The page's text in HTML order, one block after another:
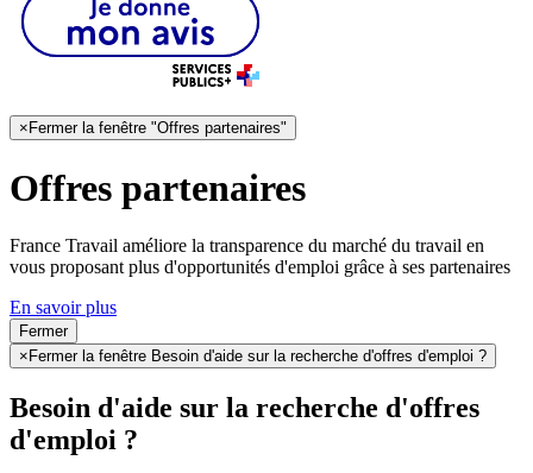
× Fermer la fenêtre "Offres partenaires"
Offres partenaires
France Travail améliore la transparence du marché du travail en
vous proposant plus d'opportunités d'emploi grâce à ses partenaires
En savoir plus
Fermer
× Fermer la fenêtre Besoin d'aide sur la recherche d'offres d'emploi ?
Besoin d'aide sur la recherche d'offres
d'emploi ?